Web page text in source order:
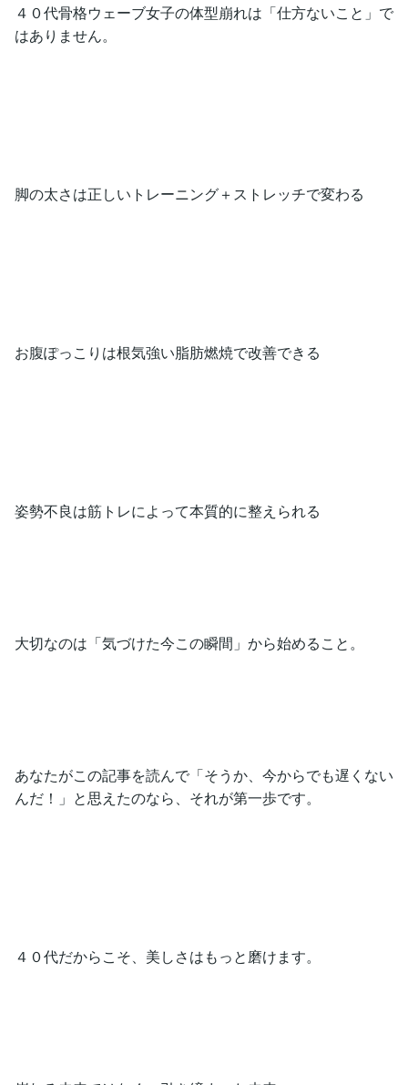
４０代骨格ウェーブ女子の体型崩れは「仕方ないこと」で
はありません。
脚の太さは正しいトレーニング＋ストレッチで変わる
お腹ぽっこりは根気強い脂肪燃焼で改善できる
姿勢不良は筋トレによって本質的に整えられる
大切なのは「気づけた今この瞬間」から始めること。
あなたがこの記事を読んで「そうか、今からでも遅くない
んだ！」と思えたのなら、それが第一歩です。
４０代だからこそ、美しさはもっと磨けます。